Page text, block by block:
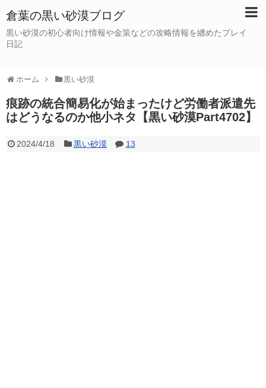
倉葉の黒い砂漠ブログ
黒い砂漠の初心者向け情報や金策などの攻略情報を纏めたプレイ
日記
ホーム 黒い砂漠
痕跡の統合簡易化が始まったけど労働者派遣先
はどうなるのか他小ネタ【黒い砂漠Part4702】
2024/4/18 黒い砂漠 13